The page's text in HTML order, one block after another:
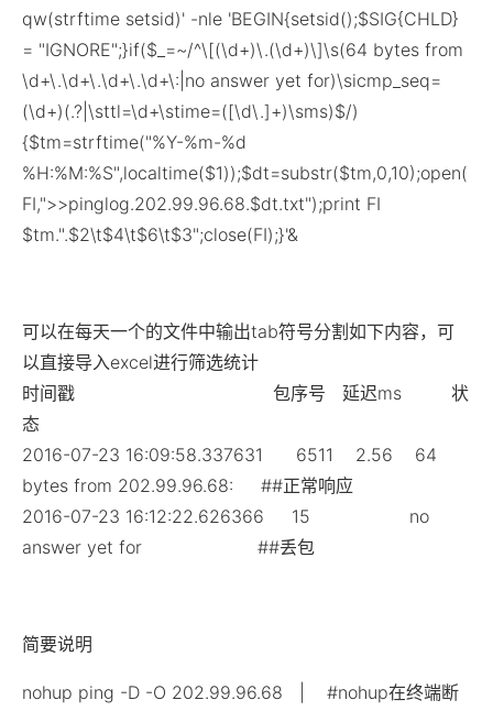
qw(strftime setsid)' -nle 'BEGIN{setsid();$SIG{CHLD}
= "IGNORE";}if($_=~/^\[(\d+)\.(\d+)\]\s(64 bytes from
\d+\.\d+\.\d+\.\d+\:|no answer yet for)\sicmp_seq=
(\d+)(.?|\sttl=\d+\stime=([\d\.]+)\sms)$/)
{$tm=strftime("%Y-%m-%d
%H:%M:%S",localtime($1));$dt=substr($tm,0,10);open(
FI,">>pinglog.202.99.96.68.$dt.txt");print FI
$tm.".$2\t$4\t$6\t$3";close(FI);}'&
可以在每天一个的文件中输出tab符号分割如下内容，可
以直接导入excel进行筛选统计
时间戳 包序号 延迟ms 状
态
2016-07-23 16:09:58.337631 6511 2.56 64
bytes from 202.99.96.68: ##正常响应
2016-07-23 16:12:22.626366 15 no
answer yet for ##丢包
简要说明
nohup ping -D -O 202.99.96.68 | #nohup在终端断